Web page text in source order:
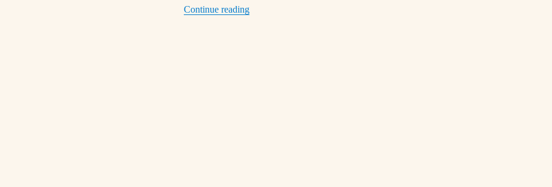
Continue reading“23/03/1775: Patrick Henry lên tiếng phản đối chính sách của Anh”